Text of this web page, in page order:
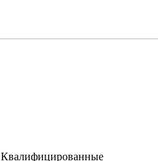
Квалифицированные